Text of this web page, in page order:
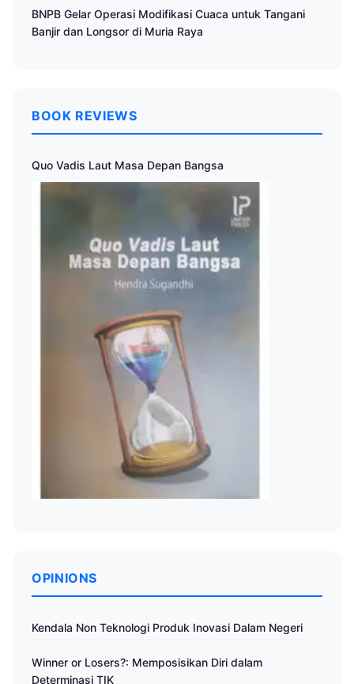
BNPB Gelar Operasi Modifikasi Cuaca untuk Tangani
Banjir dan Longsor di Muria Raya
BOOK REVIEWS
Quo Vadis Laut Masa Depan Bangsa
OPINIONS
Kendala Non Teknologi Produk Inovasi Dalam Negeri
Winner or Losers?: Memposisikan Diri dalam
Determinasi TIK